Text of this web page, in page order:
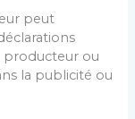
peut
producteur ou
la publicité ou